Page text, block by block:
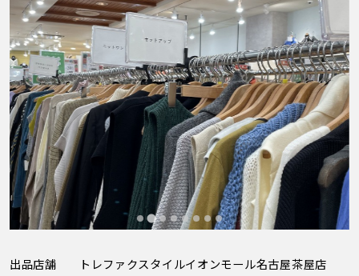
出品店舗
トレファクスタイルイオンモール名古屋茶屋店